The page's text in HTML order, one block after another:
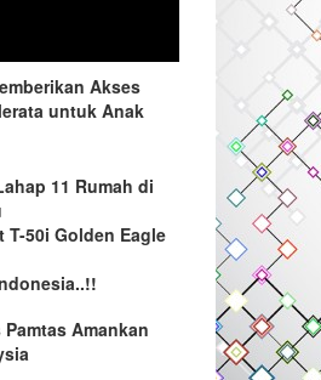
Akses
untuk Anak
11 Rumah di
T-50i Golden Eagle
Amankan